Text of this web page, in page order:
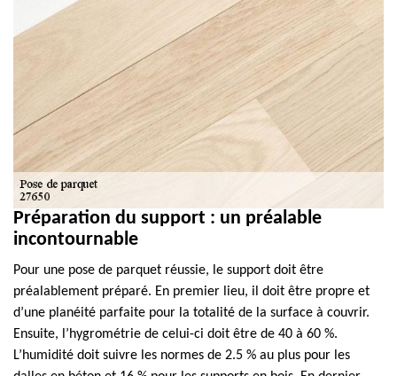
Préparation du support : un préalable
incontournable
Pour une pose de parquet réussie, le support doit être
préalablement préparé. En premier lieu, il doit être propre et
d’une planéité parfaite pour la totalité de la surface à couvrir.
Ensuite, l’hygrométrie de celui-ci doit être de 40 à 60 %.
L’humidité doit suivre les normes de 2.5 % au plus pour les